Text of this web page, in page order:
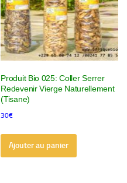
Produit Bio 025: Coller Serrer
Redevenir Vierge Naturellement
(Tisane)
30€
Ajouter au panier